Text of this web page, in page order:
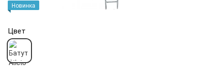
Новинка
Цвет